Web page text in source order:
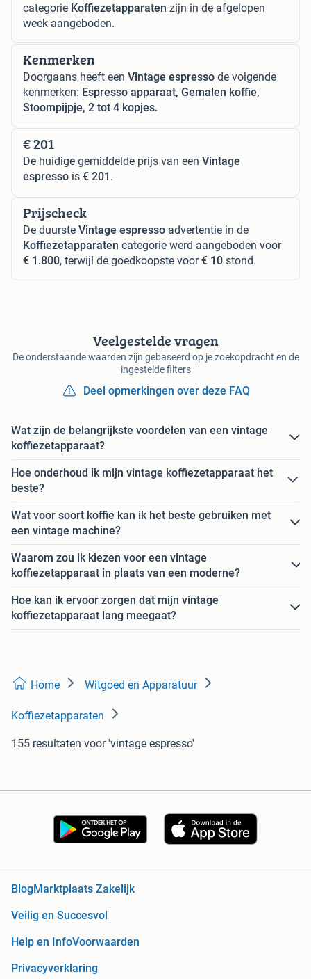
categorie Koffiezetapparaten zijn in de afgelopen
week aangeboden.
Kenmerken
Doorgaans heeft een Vintage espresso de volgende
kenmerken: Espresso apparaat, Gemalen koffie,
Stoompijpje, 2 tot 4 kopjes.
€ 201
De huidige gemiddelde prijs van een Vintage
espresso is € 201 .
Prijscheck
De duurste Vintage espresso advertentie in de
Koffiezetapparaten categorie werd aangeboden voor
€ 1.800, terwijl de goedkoopste voor€ 10 stond.
Veelgestelde vragen
De onderstaande waarden zijn gebaseerd op je zoekopdracht en de
ingestelde filters
Deel opmerkingen over deze FAQ
Wat zijn de belangrijkste voordelen van een vintage
koffiezetapparaat?
Hoe onderhoud ik mijn vintage koffiezetapparaat het
beste?
Wat voor soort koffie kan ik het beste gebruiken met
een vintage machine?
Waarom zou ik kiezen voor een vintage
koffiezetapparaat in plaats van een moderne?
Hoe kan ik ervoor zorgen dat mijn vintage
koffiezetapparaat lang meegaat?
Home Witgoed en Apparatuur
Koffiezetapparaten
155 resultaten voor 'vintage espresso'
BlogMarktplaats Zakelijk
Veilig en Succesvol
Help en InfoVoorwaarden
Privacyverklaring